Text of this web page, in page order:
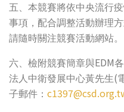
五、本競賽將依中央流行
事項，配合調整活動辦理
請隨時關注競賽活動網站。
六、檢附競賽簡章與EDM
法人中衛發展中心黃先生(
子郵件：